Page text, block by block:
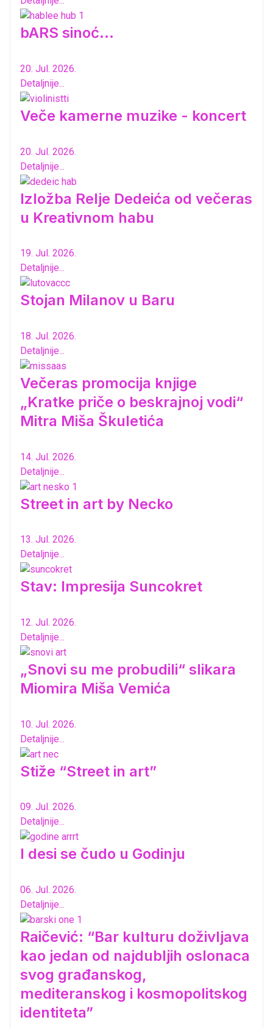
bARS sinoć...
20. Jul. 2026.
Detaljnije...
Veče kamerne muzike - koncert
20. Jul. 2026.
Detaljnije...
Izložba Relje Dedeića od večeras
u Kreativnom habu
19. Jul. 2026.
Detaljnije...
Stojan Milanov u Baru
18. Jul. 2026.
Detaljnije...
Večeras promocija knjige
„Kratke priče o beskrajnoj vodi“
Mitra Miša Škuletića
14. Jul. 2026.
Detaljnije...
Street in art by Necko
13. Jul. 2026.
Detaljnije...
Stav: Impresija Suncokret
12. Jul. 2026.
Detaljnije...
„Snovi su me probudili“ slikara
Miomira Miša Vemića
10. Jul. 2026.
Detaljnije...
Stiže “Street in art”
09. Jul. 2026.
Detaljnije...
I desi se čudo u Godinju
06. Jul. 2026.
Detaljnije...
Raičević: “Bar kulturu doživljava
kao jedan od najdubljih oslonaca
svog građanskog,
mediteranskog i kosmopolitskog
identiteta”